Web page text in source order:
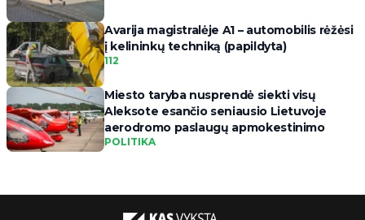
Avarija magistralėje A1 – automobilis rėžėsi
į kelininkų techniką (papildyta)
112
Miesto taryba nusprendė siekti visų
Aleksote esančio seniausio Lietuvoje
aerodromo paslaugų apmokestinimo
POLITIKA